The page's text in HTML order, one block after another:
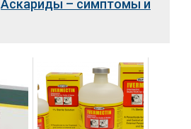
Аскариды – симптомы и